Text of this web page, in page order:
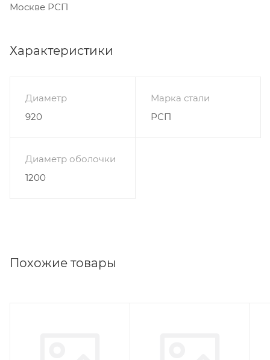
Москве РСП
Характеристики
Диаметр
920
Марка стали
РСП
Диаметр оболочки
1200
Похожие товары